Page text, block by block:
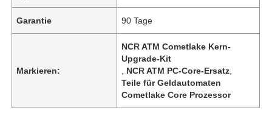
Garantie 90 Tage
Markieren:
NCR ATM Cometlake Kern-
Upgrade-Kit
NCR ATM PC-Core-Ersatz
Teile für Geldautomaten
Cometlake Core Prozessor